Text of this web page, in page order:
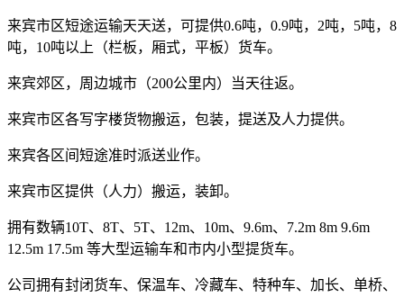
来宾市区短途运输天天送，可提供0.6吨， 0.9吨， 2吨， 5吨， 8
吨， 10吨以上（栏板，厢式，平板）货车。
来宾郊区，周边城市（200公里内）当天往返。
来宾市区各写字楼货物搬运，包装，提送及人力提供。
来宾各区间短途准时派送业作。
来宾市区提供（人力）搬运，装卸。
拥有数辆10T、 8T、 5T、 12m、 10m、 9.6m、 7.2m 8m 9.6m
12.5m 17.5m 等大型运输车和市内小型提货车。
公司拥有封闭货车、保温车、冷藏车、特种车、加长、单桥、